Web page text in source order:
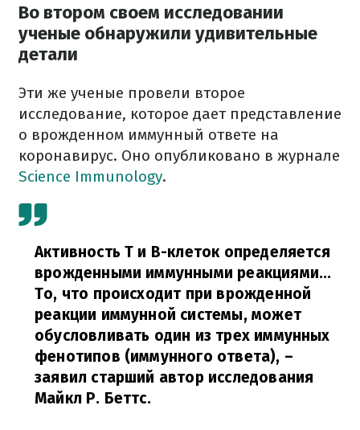
Во втором своем исследовании
ученые обнаружили удивительные
детали
Эти же ученые провели второе
исследование, которое дает представление
о врожденном иммунный ответе на
коронавирус. Оно опубликовано в журнале
Science Immunology.
Активность Т и В-клеток определяется
врожденными иммунными реакциями...
То, что происходит при врожденной
реакции иммунной системы, может
обусловливать один из трех иммунных
фенотипов (иммунного ответа), –
заявил старший автор исследования
Майкл Р. Беттс.